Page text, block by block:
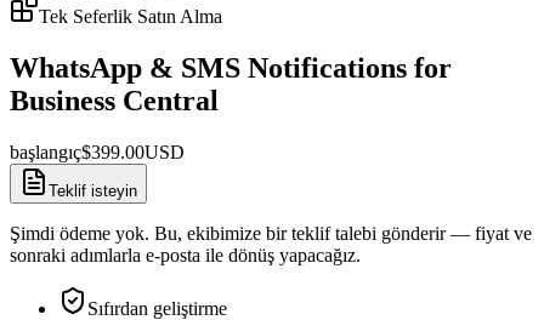
Tek Seferlik Satın Alma
WhatsApp & SMS Notifications for
Business Central
başlangıç$399.00USD
Teklif isteyin
Şimdi ödeme yok. Bu, ekibimize bir teklif talebi gönderir — fiyat ve
sonraki adımlarla e-posta ile dönüş yapacağız.
Sıfırdan geliştirme